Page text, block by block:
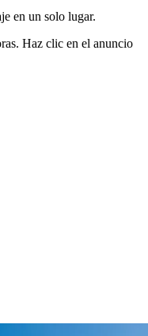
en un solo lugar.
Haz clic en el anuncio